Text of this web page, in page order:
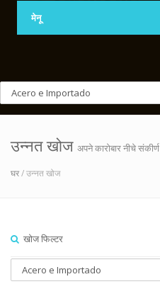
मेनू
उन्नत खोज अपने कारोबार नीचे संकीर्ण
घर/ उन्नत खोज
खोज फिल्टर